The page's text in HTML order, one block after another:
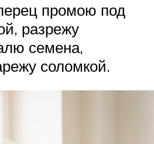
промою под
разрежу
семена,
соломкой.